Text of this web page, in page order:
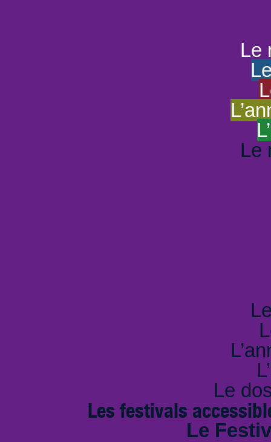
Le
Le
Le
Les festivals
Le